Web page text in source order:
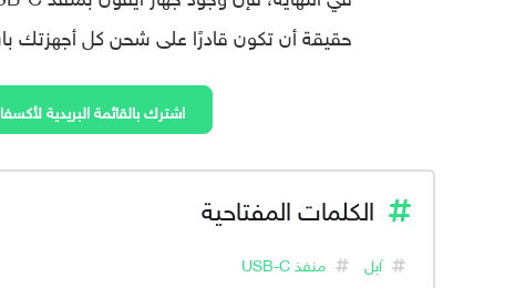
حقيقة أن تكون قادرًا على شحن كل أجهزتك
اشترك بالقائمة البريدية
الكلمات المفتاحية
آبل منفذ USB-C